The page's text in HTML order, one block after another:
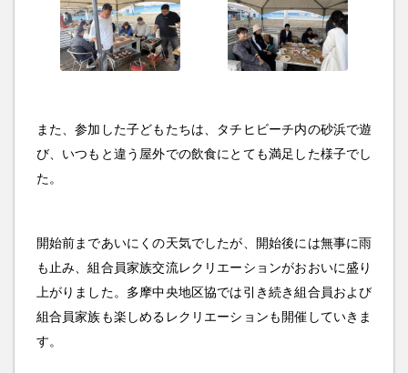
また、参加した子どもたちは、タチヒビーチ内の砂浜で遊
び、いつもと違う屋外での飲食にとても満足した様子でし
た。
開始前まであいにくの天気でしたが、開始後には無事に雨
も止み、組合員家族交流レクリエーションがおおいに盛り
上がりました。多摩中央地区協では引き続き組合員および
組合員家族も楽しめるレクリエーションも開催していきま
す。